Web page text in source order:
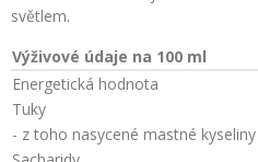
světlem.
Výživové údaje na 100 ml
Energetická hodnota
Tuky
- z toho nasycené mastné kyseliny